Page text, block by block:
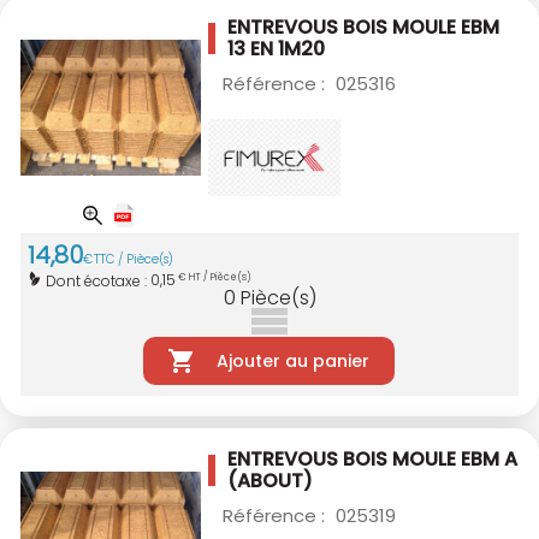
ENTREVOUS BOIS MOULE EBM
13 EN 1M20
Référence : 025316
14,80€TTC / Pièce(s)
Dont écotaxe : 0,15 € HT / Pièce(s)
0 Pièce(s)
Ajouter au panier
ENTREVOUS BOIS MOULE EBM A
(ABOUT)
Référence : 025319